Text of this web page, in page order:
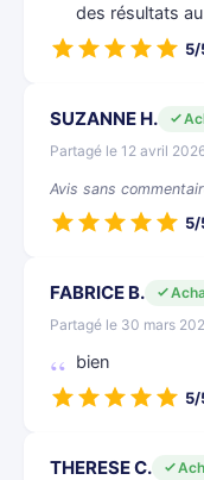
des résultats
5/
SUZANNE H.
Partagé le 12 avril
Avis sans
5/
FABRICE B.
Partagé le 30 mars
bien
5/
THERESE C.